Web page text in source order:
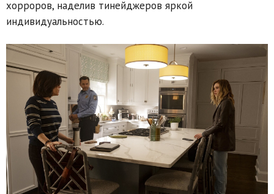
хорроров, наделив тинейджеров яркой
индивидуальностью.